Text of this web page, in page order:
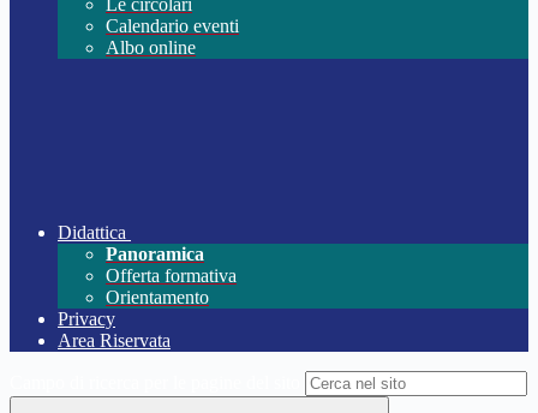
Le circolari
Calendario eventi
Albo online
Didattica
Panoramica
Offerta formativa
Orientamento
Privacy
Area Riservata